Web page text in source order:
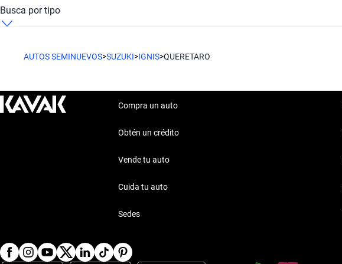
Suzuki Ignis Querétaro Negro
Suzuki Ignis Querétaro Gasolina
Busca por tipo
AUTOS SEMINUEVOS>SUZUKI>IGNIS>QUERETARO
Compra un auto
Obtén un crédito
Vende tu auto
Cuida tu auto
Sedes